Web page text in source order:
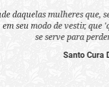
que, sem nenhum
que 'que são
para perder as almas'.”